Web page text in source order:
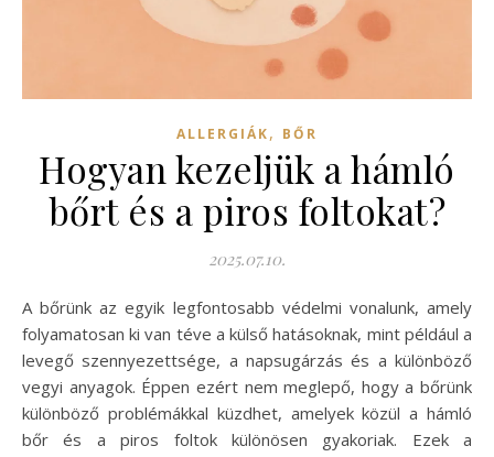
ALLERGIÁK, BŐR
Hogyan kezeljük a hámló
bőrt és a piros foltokat?
2025.07.10.
A bőrünk az egyik legfontosabb védelmi vonalunk, amely
folyamatosan ki van téve a külső hatásoknak, mint például a
levegő szennyezettsége, a napsugárzás és a különböző
vegyi anyagok. Éppen ezért nem meglepő, hogy a bőrünk
különböző problémákkal küzdhet, amelyek közül a hámló
bőr és a piros foltok különösen gyakoriak. Ezek a